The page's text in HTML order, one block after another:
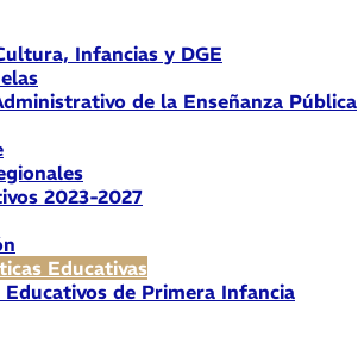
Infancias y DGE
de la Enseñanza Pública
2023-2027
Educativas
de Primera Infancia